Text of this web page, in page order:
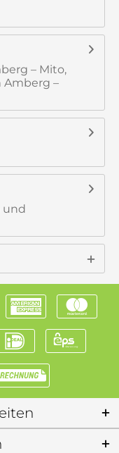
– Mito,
Amberg –
und